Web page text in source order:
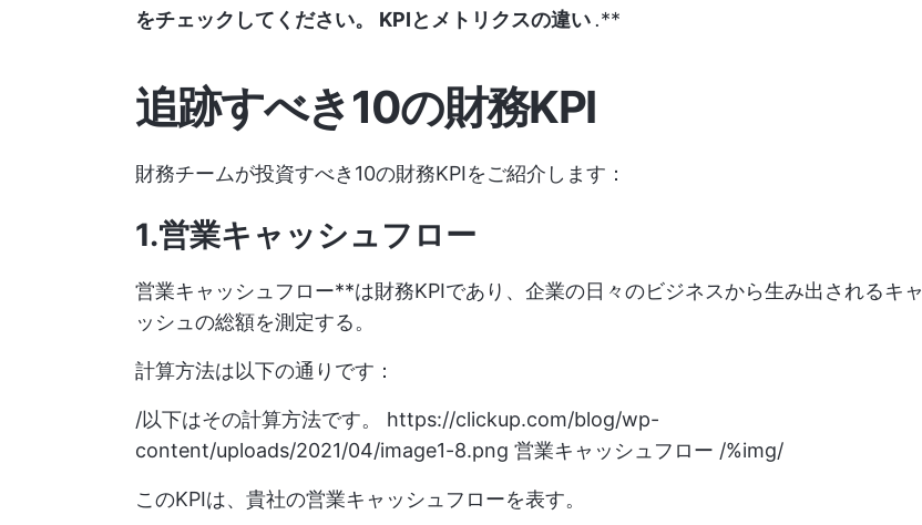
をチェックしてください。 KPIとメトリクスの違い.**
追跡すべき10の財務KPI
財務チームが投資すべき10の財務KPIをご紹介します：
1.営業キャッシュフロー
営業キャッシュフロー**は財務KPIであり、企業の日々のビジネスから生み出されるキャ
ッシュの総額を測定する。
計算方法は以下の通りです：
/以下はその計算方法です。 https://clickup.com/blog/wp-
content/uploads/2021/04/image1-8.png 営業キャッシュフロー /%img/
このKPIは、貴社の営業キャッシュフローを表す。